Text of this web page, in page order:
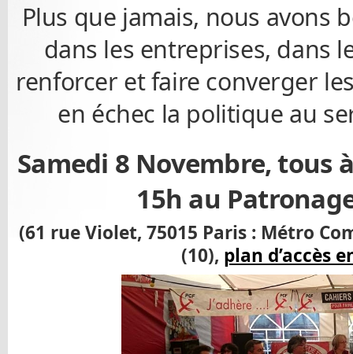
Plus que jamais, nous avons
dans les entreprises, dans
renforcer et faire converger
en échec la politique au
Samedi 8 Novembre, tous
15h au
(61 rue Violet, 75015 Paris : Métro
(10), plan d’accès